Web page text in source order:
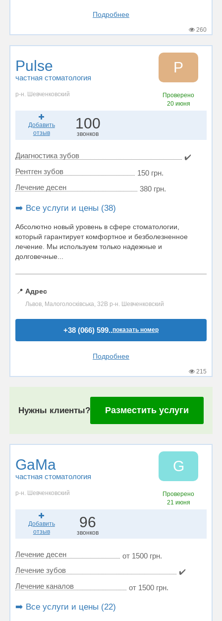
Подробнее
260
Pulse
частная стоматология
P
р-н. Шевченковский
Проверено
20 июня
Добавить
отзыв
100
звонков
Диагностика зубов
✔️
Рентген зубов
150 грн.
Лечение десен
380 грн.
➡️ Все услуги и цены (38)
Абсолютно новый уровень в сфере стоматологии,
который гарантирует комфортное и безболезненное
лечение. Мы используем только надежные и
долговечные...
📍 Адрес
Львов, Малоголосківська, 32В р-н. Шевченковский
+38 (066) 599..показать номер
Подробнее
215
Нужны клиенты? Разместить услуги
GaMa
частная стоматология
G
р-н. Шевченковский
Проверено
21 июня
Добавить
отзыв
96
звонков
Лечение десен
от 1500 грн.
Лечение зубов
✔️
Лечение каналов
от 1500 грн.
➡️ Все услуги и цены (22)